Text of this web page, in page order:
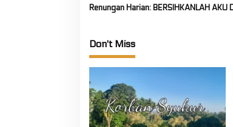
n
Renungan Harian: BERSIHKANLAH AKU
Don't Miss